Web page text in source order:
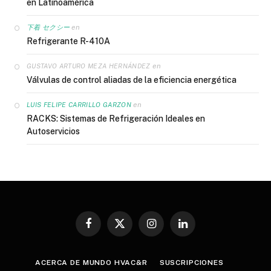
en Latinoamérica
下着 セクシー en
Refrigerante R-410A
GUSTAVO ARTURO MEZA HERNÁNDEZ en
Válvulas de control aliadas de la eficiencia energética
LUIS FELIPE CARRILLO GARZONen
RACKS: Sistemas de Refrigeración Ideales en
Autoservicios
Facebook
X
InstagramLinkedIn
ACERCA DE MUNDO HVAC&R SUSCRIPCIONES